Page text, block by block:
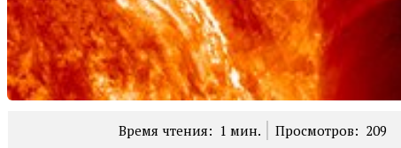
Время чтения: 1 мин. Просмотров: 209